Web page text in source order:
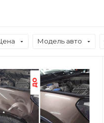
Модель авто